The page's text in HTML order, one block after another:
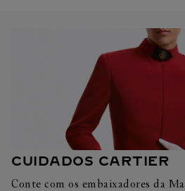
CUIDADOS CARTIER
Conte com os embaixadores da